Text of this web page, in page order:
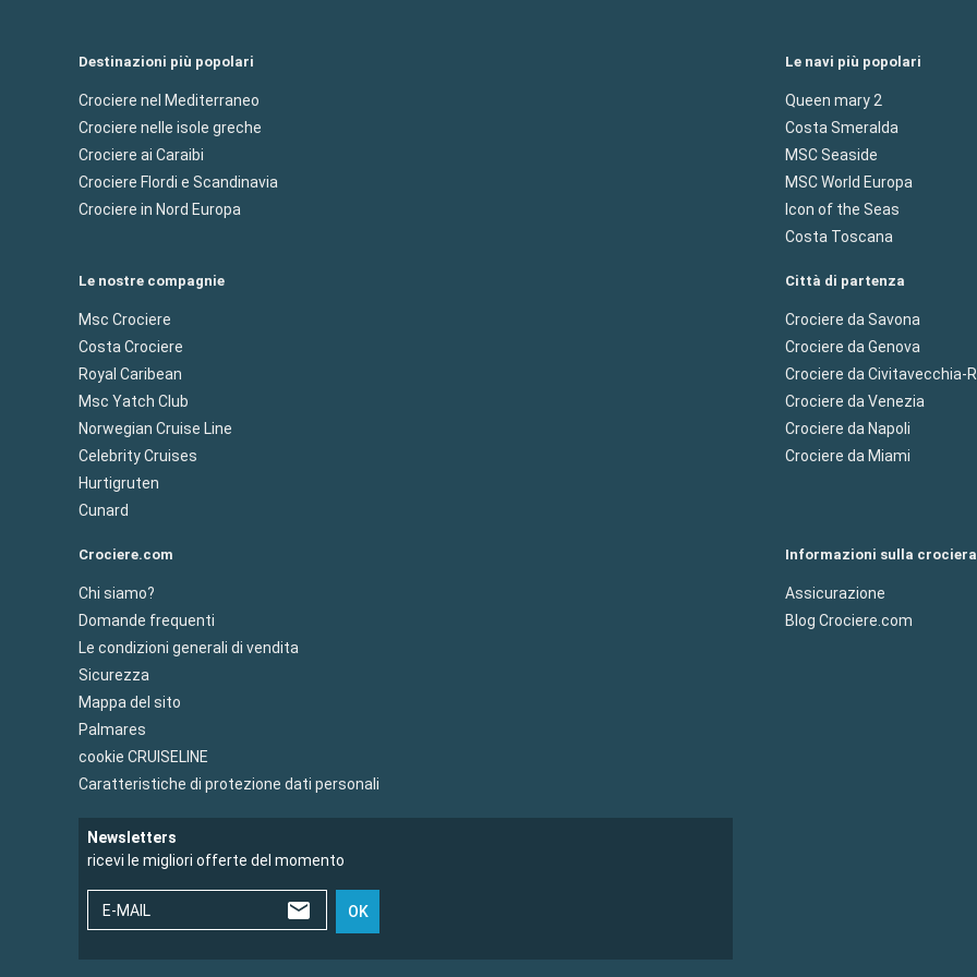
Destinazioni più popolari
Crociere nel Mediterraneo
Crociere nelle isole greche
Crociere ai Caraibi
Crociere Flordi e Scandinavia
Crociere in Nord Europa
Le navi più popolari
Queen mary 2
Costa Smeralda
MSC Seaside
MSC World Europa
Icon of the Seas
Costa Toscana
Le nostre compagnie
Msc Crociere
Costa Crociere
Royal Caribean
Msc Yatch Club
Norwegian Cruise Line
Celebrity Cruises
Hurtigruten
Cunard
Città di partenza
Crociere da Savona
Crociere da Genova
Crociere da Civitavecchia-
Crociere da Venezia
Crociere da Napoli
Crociere da Miami
Crociere.com
Chi siamo?
Domande frequenti
Le condizioni generali di vendita
Sicurezza
Mappa del sito
Palmares
cookie CRUISELINE
Caratteristiche di protezione dati personali
Informazioni sulla crociera
Assicurazione
Blog Crociere.com
Newsletters
ricevi le migliori offerte del momento
E-MAIL OK